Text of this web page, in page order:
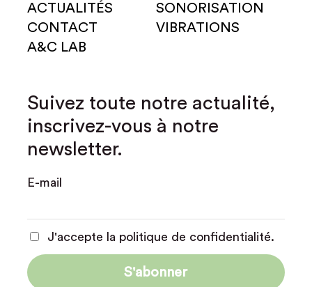
ACTUALITÉS
CONTACT
A&C LAB
SONORISATION
VIBRATIONS
Suivez toute notre actualité,
inscrivez-vous à notre
newsletter.
E-mail
J'accepte la politique de confidentialité.